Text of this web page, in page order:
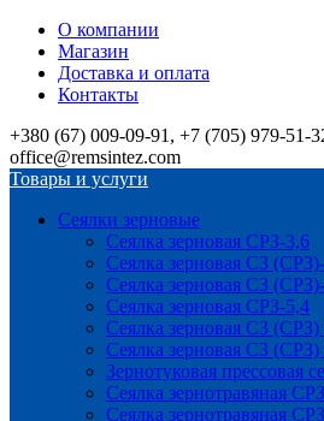
О компании
Магазин
Доставка и оплата
Контакты
+380 (67) 009-09-91, +7 (705) 979-51-
office@remsintez.com
Товары и услуги
Сеялки зерновые
Сеялка зерновая СРЗ-3,6
Сеялка зерновая СЗ
Сеялка зерновая СЗ
Сеялка зерновая СРЗ-5,4
Сеялка зерновая СЗ (СРЗ)
Сеялка зерновая СЗ (СРЗ)
Зернотуковая прессовая
Сеялка зернотравяная
Сеялка зернотравяная